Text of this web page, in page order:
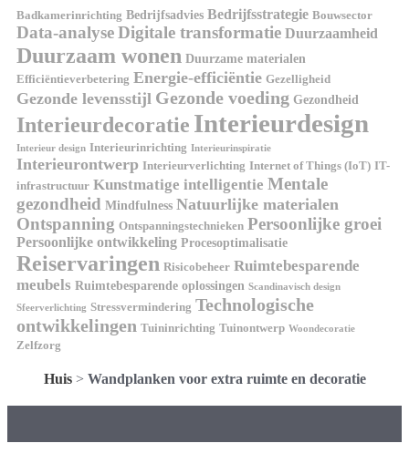
Badkamerinrichting Bedrijfsadvies Bedrijfsstrategie Bouwsector
Data-analyseDigitale transformatie Duurzaamheid
Duurzaam wonen Duurzame materialen
Efficiëntieverbetering Energie-efficiëntie Gezelligheid
Gezonde levensstijl Gezonde voeding Gezondheid
Interieurdecoratie Interieurdesign
Interieur design Interieurinrichting Interieurinspiratie
Interieurontwerp Interieurverlichting Internet of Things (IoT) IT-
infrastructuur Kunstmatige intelligentie Mentale
gezondheid Mindfulness Natuurlijke materialen
Ontspanning Ontspanningstechnieken Persoonlijke groei
Persoonlijke ontwikkeling Procesoptimalisatie
Reiservaringen Risicobeheer Ruimtebesparende
meubels Ruimtebesparende oplossingen Scandinavisch design
Sfeerverlichting Stressvermindering Technologische
ontwikkelingen Tuininrichting Tuinontwerp Woondecoratie
Zelfzorg
Huis> Wandplanken voor extra ruimte en decoratie